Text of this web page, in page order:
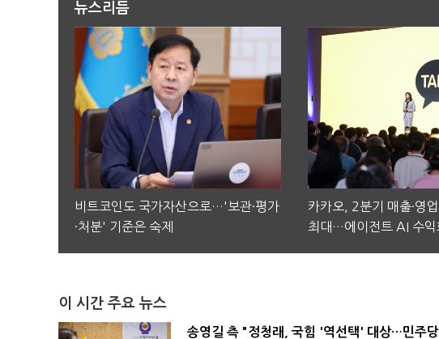
뉴스리듬
비트코인도 국가자산으로…'보관·평가
·처분' 기준은 숙제
카카오, 2분기 매출·영
최대…에이전트 AI 수익
이 시간 주요 뉴스
송영길 측 "정청래, 국힘 '역선택' 대상…민주